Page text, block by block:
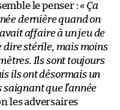
le penser :« Ça
dernière quand on
affaire à un jeu de
dire stérile, mais moins
Ils sont toujours
ils ont désormais un
que l’année
les adversaires